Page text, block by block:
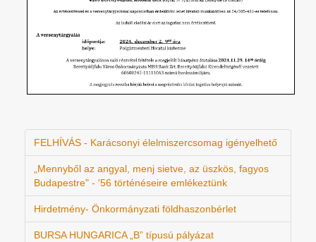
FELHÍVÁS - Karácsonyi élelmiszercsomag igényelhető
„Mennyből az angyal, menj sietve, az üszkös, fagyos
Budapestre" - '56 történéseire emlékeztünk
Hirdetmény- Önkormányzati földhaszonbérlet
BURSA HUNGARICA „B” típusú pályázat